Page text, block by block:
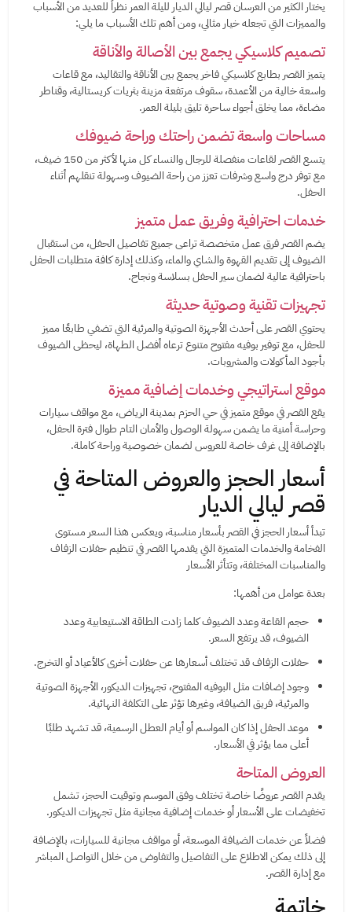
يختار الكثير من العرسان قصر ليالي الديار لليلة العمر نظراً للعديد من الأسباب
والمميزات التي تجعله خيار مثالي، ومن أهم تلك الأسباب ما يلي:
تصميم كلاسيكي يجمع بين الأصالة والأناقة
يتميز القصر بطابع كلاسيكي فاخر يجمع بين الأناقة والتقاليد، مع قاعات
واسعة خالية من الأعمدة، سقوف مرتفعة مزينة بثريات كريستالية، وقناطر
مضاءة، مما يخلق أجواء ساحرة تليق بليلة العمر.
مساحات واسعة تضمن راحتك وراحة ضيوفك
يتسع القصر لقاعات منفصلة للرجال والنساء كل منها لأكثر من 150 ضيف،
مع توفر درج واسع وشرفات تعزز من راحة الضيوف وسهولة تنقلهم أثناء
الحفل.
خدمات احترافية وفريق عمل متميز
يضم القصر فرق عمل متخصصة تراعى جميع تفاصيل الحفل، من استقبال
الضيوف إلى تقديم القهوة والشاي والماء، وكذلك إدارة كافة متطلبات الحفل
باحترافية عالية لضمان سير الحفل بسلاسة ونجاح.
تجهيزات تقنية وصوتية حديثة
يحتوي القصر على أحدث الأجهزة الصوتية والمرئية التي تضفي طابعًا مميز
للحفل، مع توفير بوفيه مفتوح متنوع ترعاه أفضل الطهاة، ليحظى الضيوف
بأجود المأكولات والمشروبات.
موقع استراتيجي وخدمات إضافية مميزة
يقع القصر في موقع متميز في حي الحزم بمدينة الرياض، مع مواقف سيارات
وحراسة أمنية ما يضمن سهولة الوصول والأمان التام طوال فترة الحفل،
بالإضافة إلى غرف خاصة للعروس لضمان خصوصية وراحة كاملة.
أسعار الحجز والعروض المتاحة في
قصر ليالي الديار
تبدأ أسعار الحجز في القصر بأسعار مناسبة، ويعكس هذا السعر مستوى
الفخامة والخدمات المتميزة التي يقدمها القصر في تنظيم حفلات الزفاف
والمناسبات المختلفة، وتتأثر الأسعار
بعدة عوامل من أهمها:
حجم القاعة وعدد الضيوف كلما زادت الطاقة الاستيعابية وعدد
الضيوف، قد يرتفع السعر.
حفلات الزفاف قد تختلف أسعارها عن حفلات أخرى كالأعياد أو التخرج.
وجود إضافات مثل البوفيه المفتوح، تجهيزات الديكور، الأجهزة الصوتية
والمرئية، فريق الضيافة، وغيرها تؤثر على التكلفة النهائية.
موعد الحفل إذا كان المواسم أو أيام العطل الرسمية، قد تشهد طلبًا
أعلى مما يؤثر في الأسعار.
العروض المتاحة
يقدم القصر عروضًا خاصة تختلف وفق الموسم وتوقيت الحجز، تشمل
تخفيضات على الأسعار أو خدمات إضافية مجانية مثل تجهيزات الديكور.
فضلاً عن خدمات الضيافة الموسعة، أو مواقف مجانية للسيارات، بالإضافة
إلى ذلك يمكن الاطلاع على التفاصيل والتفاوض من خلال التواصل المباشر
مع إدارة القصر.